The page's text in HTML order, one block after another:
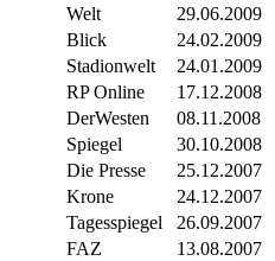
Welt
29.06.2009
Blick
24.02.2009
Stadionwelt
24.01.2009
RP Online
17.12.2008
DerWesten
08.11.2008
Spiegel
30.10.2008
Die Presse
25.12.2007
Krone
24.12.2007
Tagesspiegel
26.09.2007
FAZ
13.08.2007